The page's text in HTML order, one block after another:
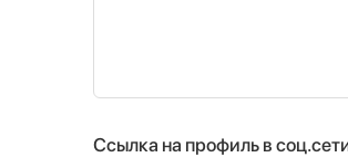
Ссылка на профиль в